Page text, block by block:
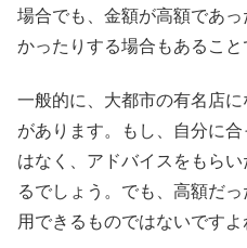
場合でも、金額が高額であ
かったりする場合もあること
一般的に、大都市の有名店
があります。もし、自分に
はなく、アドバイスをもら
るでしょう。でも、高額だ
用できるものではないですよ